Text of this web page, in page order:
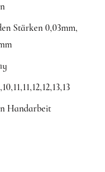
Stärken 0,03mm,
Handarbeit